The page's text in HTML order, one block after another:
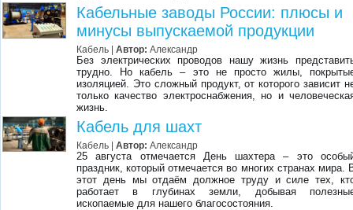
Кабельные заводы России: плюсы и
минусы выпускаемой продукции
Кабель |Автор: Александр
Без электрических проводов нашу жизнь
трудно. Но кабель – это не просто жилы,
изоляцией. Это сложный продукт, от которого зависит
только качество электроснабжения, но и
жизнь.
Кабель для шахт
Кабель |Автор: Александр
25 августа отмечается День шахтера – это
праздник, который отмечается во многих странах мира.
этот день мы отдаём должное труду и силе тех,
работает в глубинах земли, добывая
ископаемые для нашего благосостояния.